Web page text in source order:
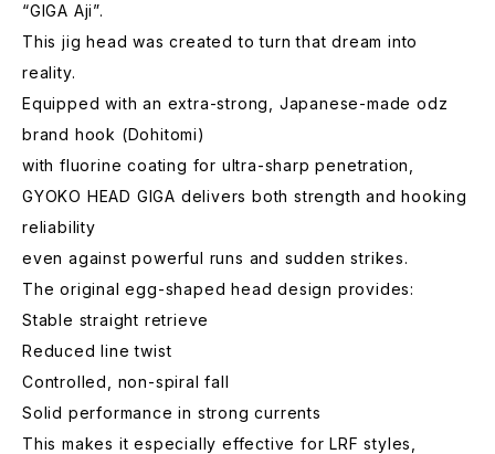
“GIGA Aji”.
This jig head was created to turn that dream into
reality.
Equipped with an extra-strong, Japanese-made odz
brand hook (Dohitomi)
with fluorine coating for ultra-sharp penetration,
GYOKO HEAD GIGA delivers both strength and hooking
reliability
even against powerful runs and sudden strikes.
The original egg-shaped head design provides:
Stable straight retrieve
Reduced line twist
Controlled, non-spiral fall
Solid performance in strong currents
This makes it especially effective for LRF styles,